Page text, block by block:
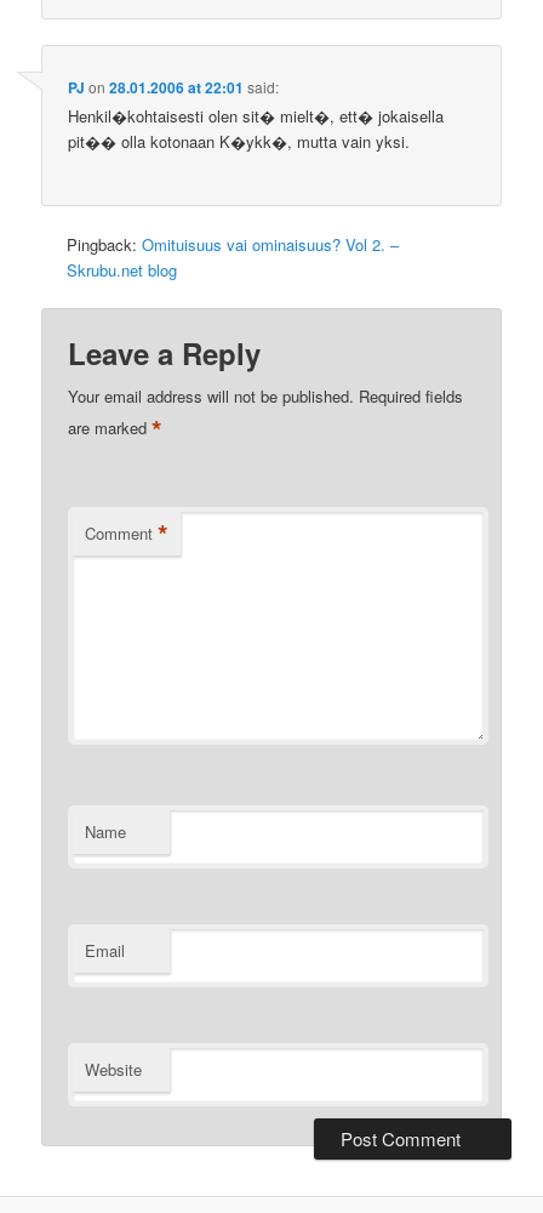
PJ on28.01.2006 at 22:01 said:
Henkil�kohtaisesti olen sit� mielt�, ett� jokaisella
pit�� olla kotonaan K�ykk�, mutta vain yksi.
Pingback:Omituisuus vai ominaisuus? Vol 2. –
Skrubu.net blog
Leave a Reply
Your email address will not be published. Required fields
are marked*
Comment *
Name
Email
Website